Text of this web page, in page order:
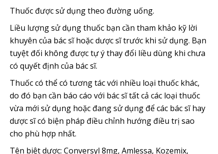
Thuốc được sử dụng theo đường uống.
Liều lượng sử dụng thuốc bạn cần tham khảo kỹ lời
khuyên của bác sĩ hoặc dược sĩ trước khi sử dụng. Bạn
tuyệt đối không được tự ý thay đổi liều dùng khi chưa
có quyết định của bác sĩ.
Thuốc có thể có tương tác với nhiều loại thuốc khác,
do đó bạn cần báo cáo với bác sĩ tất cả các loại thuốc
vừa mới sử dụng hoặc đang sử dụng để các bác sĩ hay
dược sĩ có biện pháp điều chỉnh hướng điều trị sao
cho phù hợp nhất.
Tên biệt dược: Conversyl 8mg, Amlessa, Kozemix,